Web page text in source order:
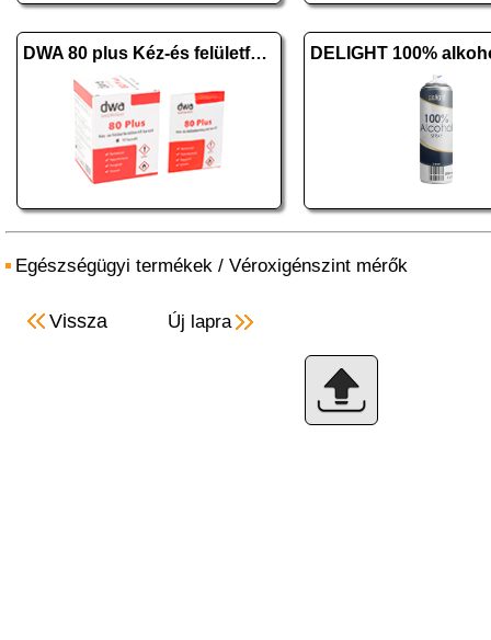
DWA 80 plus Kéz-és felületfertőtlenítő kendő 10 db
Egészségügyi termékek / Véroxigénszint mérők
Vissza Új lapra